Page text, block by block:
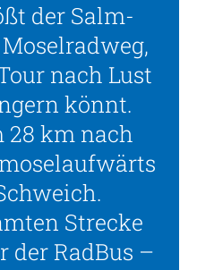
der Salm-
nach Lust
könnt.
28 km nach
Strecke
der RadBus –